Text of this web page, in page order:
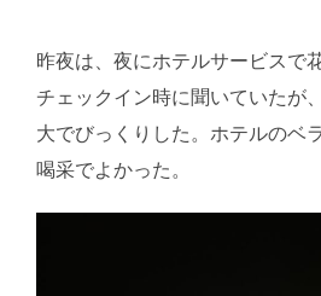
昨夜は、夜にホテルサービスで
チェックイン時に聞いていたが
大でびっくりした。ホテルのベ
喝采でよかった。